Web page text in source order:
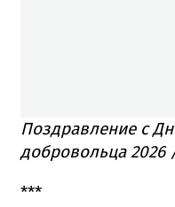
Поздравление с
добровольца 2026
***